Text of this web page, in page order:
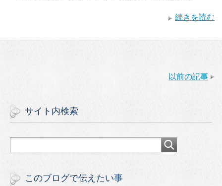
続きを読む
以前の記事
サイト内検索
このブログで伝えたい事